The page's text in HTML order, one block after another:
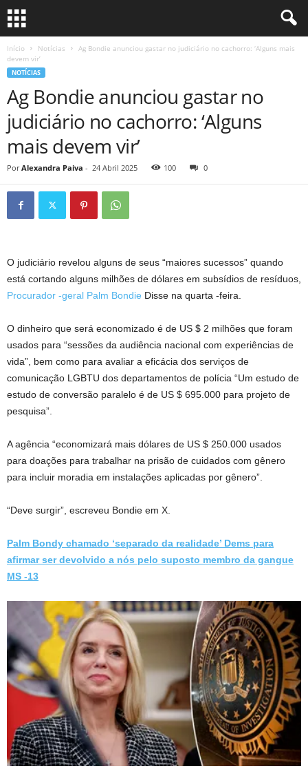
Início Notícias
Ag Bondie anunciou gastar no judiciário no cachorro: ‘Alguns mais
devem vir’
NOTÍCIAS
Ag Bondie anunciou gastar no
judiciário no cachorro: ‘Alguns
mais devem vir’
Por Alexandra Paiva - 24 Abril 2025 100 0
O judiciário revelou alguns de seus “maiores sucessos” quando
está cortando alguns milhões de dólares em subsídios de resíduos,
Procurador -geral Palm Bondie Disse na quarta -feira.
O dinheiro que será economizado é de US $ 2 milhões que foram
usados ​​para “sessões da audiência nacional com experiências de
vida”, bem como para avaliar a eficácia dos serviços de
comunicação LGBTU dos departamentos de polícia “Um estudo de
estudo de conversão paralelo é de US $ 695.000 para projeto de
pesquisa”.
A agência “economizará mais dólares de US $ 250.000 usados ​​
para doações para trabalhar na prisão de cuidados com gênero
para incluir moradia em instalações aplicadas por gênero”.
“Deve surgir”, escreveu Bondie em X.
Palm Bondy chamado ‘separado da realidade’ Dems para
afirmar ser devolvido a nós pelo suposto membro da gangue
MS -13